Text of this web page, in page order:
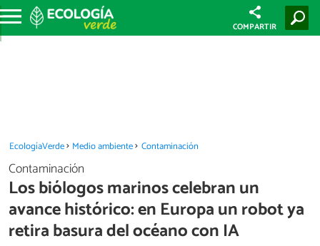
COMPARTIR
EcologíaVerde Medio ambiente Contaminación
Contaminación
Los biólogos marinos celebran un
avance histórico: en Europa un robot ya
retira basura del océano con IA